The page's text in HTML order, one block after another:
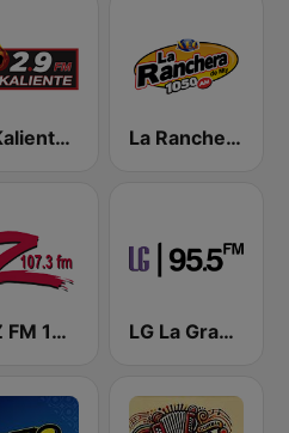
La Kaliente 102.9 FM La Ranchera 1050 AM
La Z FM 107.3 LG La Grande